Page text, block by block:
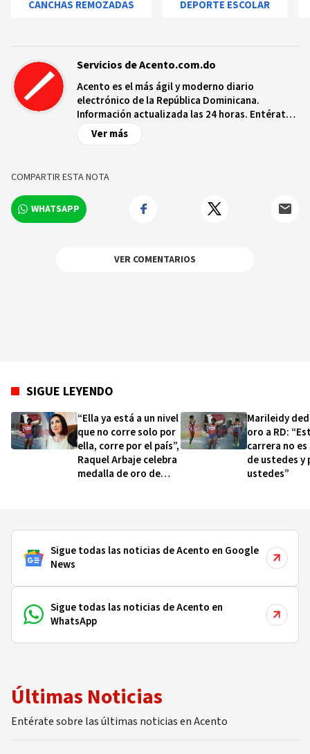
CANCHAS REMOZADAS DEPORTE ESCOLAR
Servicios de Acento.com.do
Acento es el más ágil y moderno diario
electrónico de la República Dominicana.
Información actualizada las 24 horas. Entérate
de las noticias y sucesos más importantes a
nivel nacional e internacional, videos y fotos
Ver más
COMPARTIR ESTA NOTA
WHATSAPP
VER COMENTARIOS
SIGUE LEYENDO
“Ella ya está a un nivel
que no corre solo por
ella, corre por el país”,
Raquel Arbaje celebra
medalla de oro de
Marileidy
oro a RD:
carrera no es
de ustedes y
ustedes”
Sigue todas las noticias de Acento en Google
News
Sigue todas las noticias de Acento en
WhatsApp